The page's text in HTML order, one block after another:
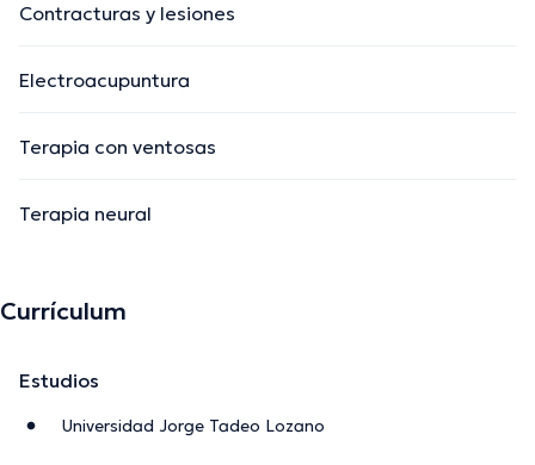
Contracturas y lesiones
Electroacupuntura
Terapia con ventosas
Terapia neural
Currículum
Estudios
Universidad Jorge Tadeo Lozano